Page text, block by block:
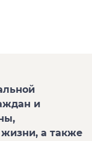
и
жизни, а также